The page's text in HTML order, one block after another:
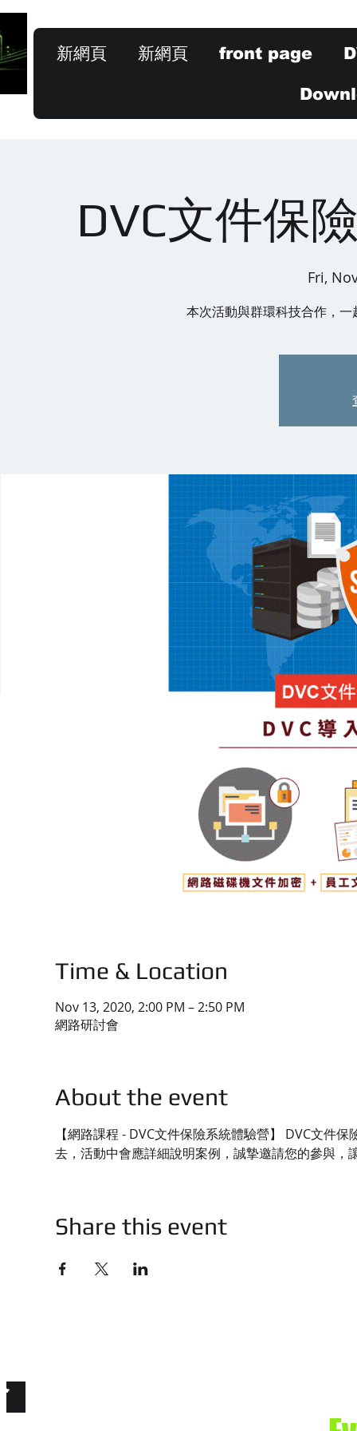
新網頁 新網頁 front page
DVC文件保
Fri,
本次活動與群環科技合作，
Time & Location
Nov 13, 2020, 2:00 PM – 2:50 PM
網路研討會
About the event
【網路課程 - DVC文件保險系統體驗營】 DVC文件
去，活動中會應詳細說明案例，誠摯邀請您的參與，
Share this event
限公司